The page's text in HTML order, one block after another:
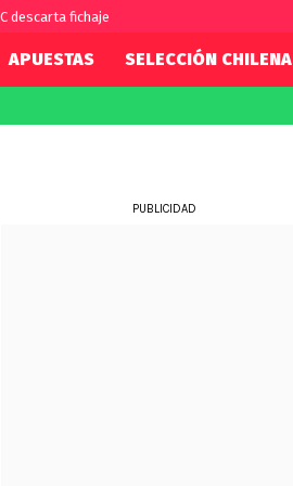
descarta fichaje
APUESTAS SELECCIÓN CHILENA
PUBLICIDAD